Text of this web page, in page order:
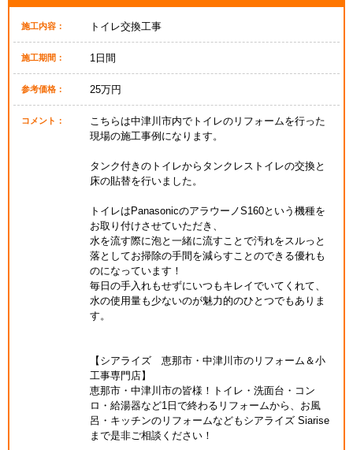
施工内容： トイレ交換工事
施工期間： 1日間
参考価格： 25万円
コメント：
こちらは中津川市内でトイレのリフォームを行った
現場の施工事例になります。
タンク付きのトイレからタンクレストイレの交換と
床の貼替を行いました。
トイレはPanasonicのアラウーノS160という機種を
お取り付けさせていただき、
水を流す際に泡と一緒に流すことで汚れをスルっと
落としてお掃除の手間を減らすことのできる優れも
のになっています！
毎日の手入れもせずにいつもキレイでいてくれて、
水の使用量も少ないのが魅力的のひとつでもありま
す。
【シアライズ 恵那市・中津川市のリフォーム＆小
工事専門店】
恵那市・中津川市の皆様！トイレ・洗面台・コン
ロ・給湯器など1日で終わるリフォームから、お風
呂・キッチンのリフォームなどもシアライズ Siarise
まで是非ご相談ください！